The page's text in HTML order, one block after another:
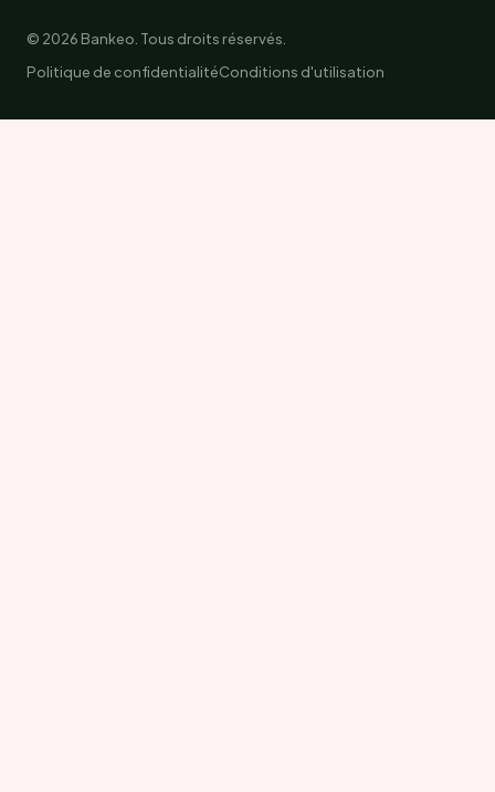
© 2026 Bankeo. Tous droits réservés.
Politique de confidentialitéConditions d'utilisation